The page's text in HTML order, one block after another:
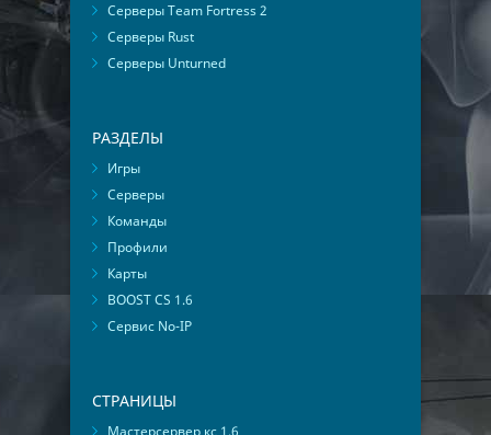
Серверы Team Fortress 2
Серверы Rust
Серверы Unturned
РАЗДЕЛЫ
Игры
Серверы
Команды
Профили
Карты
BOOST CS 1.6
Сервис No-IP
СТРАНИЦЫ